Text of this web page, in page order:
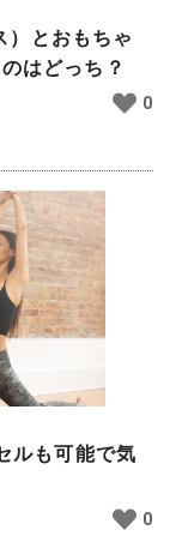
）とおもちゃ
はどっち？
0
ルも可能で気
0